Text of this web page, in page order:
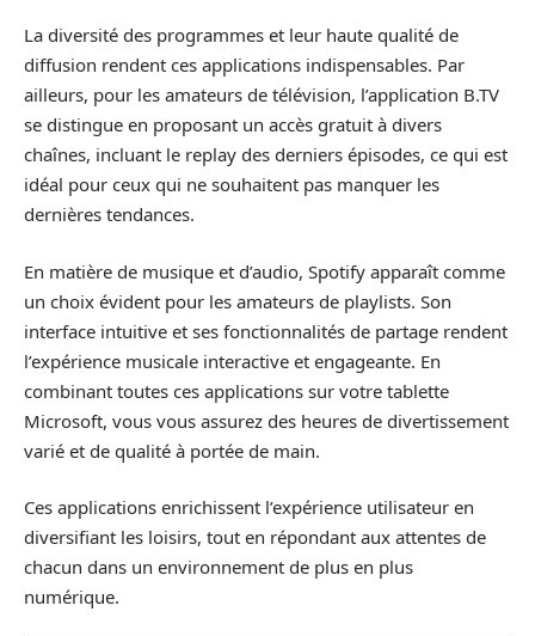
La diversité des programmes et leur haute qualité de
diffusion rendent ces applications indispensables. Par
ailleurs, pour les amateurs de télévision, l’application B.TV
se distingue en proposant un accès gratuit à divers
chaînes, incluant le replay des derniers épisodes, ce qui est
idéal pour ceux qui ne souhaitent pas manquer les
dernières tendances.
En matière de musique et d’audio, Spotify apparaît comme
un choix évident pour les amateurs de playlists. Son
interface intuitive et ses fonctionnalités de partage rendent
l’expérience musicale interactive et engageante. En
combinant toutes ces applications sur votre tablette
Microsoft, vous vous assurez des heures de divertissement
varié et de qualité à portée de main.
Ces applications enrichissent l’expérience utilisateur en
diversifiant les loisirs, tout en répondant aux attentes de
chacun dans un environnement de plus en plus
numérique.